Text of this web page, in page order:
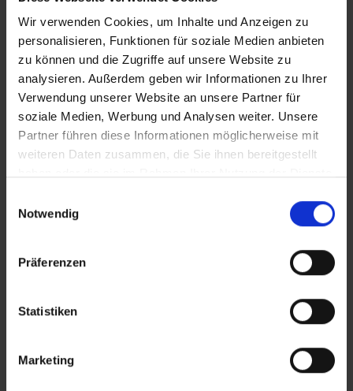
Wir verwenden Cookies, um Inhalte und Anzeigen zu
personalisieren, Funktionen für soziale Medien anbieten
zu können und die Zugriffe auf unsere Website zu
analysieren. Außerdem geben wir Informationen zu Ihrer
Verwendung unserer Website an unsere Partner für
soziale Medien, Werbung und Analysen weiter. Unsere
Partner führen diese Informationen möglicherweise mit
weiteren Daten zusammen, die Sie ihnen bereitgestellt
Notwendig
Präferenzen
Statistiken
Marketing
Hotelbeschreibungen ausweisen oder es entscheidende
Unterschiede in den beschriebenen Leistungen gibt. Aug.
2023
Wichtige Hinweise
Sie Ihren Urlaubstransfer in Ihrem Reisebüro
In einigen italienischen Städten wird vor Ort
eine Kurtaxe/Übernachtungssteuer fällig. Die
nach der Sternekategorie des gebuchten Hotels
sowie der Aufenthaltsdauer. Der Betrag ist vor